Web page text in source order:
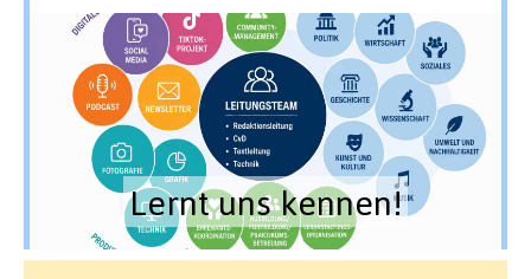
Lernt uns kennen!